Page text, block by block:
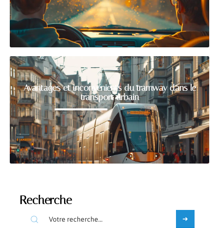
Avantages et inconvénients du tramway dans le
transport urbain
Recherche